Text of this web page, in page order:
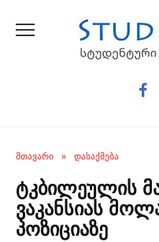
ᲛᲗᲐᲕᲐᲠᲘ » ᲓᲐᲡᲐᲥᲛᲔᲑᲐ
ტკბილეულის
ვაკანსიას
პოზიციაზე